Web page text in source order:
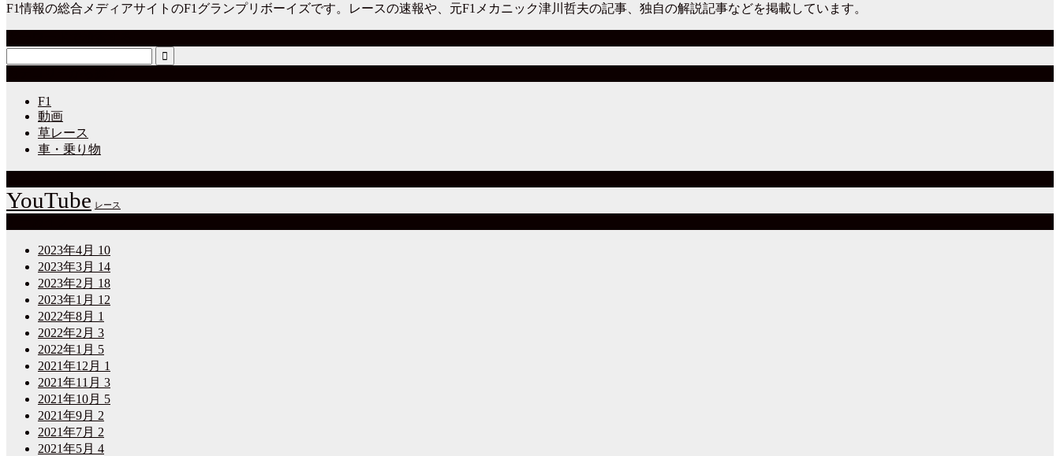
F1情報の総合メディアサイトのF1グランプリボーイズです。レースの速報や、元F1メカニック津川哲夫の記事、独自の解説記事などを掲載しています。
F1
動画
草レース
車・乗り物
YouTube レース
2023年4月 10
2023年3月 14
2023年2月 18
2023年1月 12
2022年8月 1
2022年2月 3
2022年1月 5
2021年12月 1
2021年11月 3
2021年10月 5
2021年9月 2
2021年7月 2
2021年5月 4